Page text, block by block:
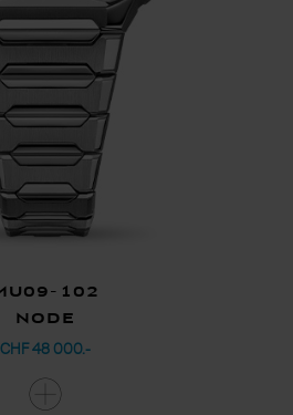
102
Node
CHF 48 000.-